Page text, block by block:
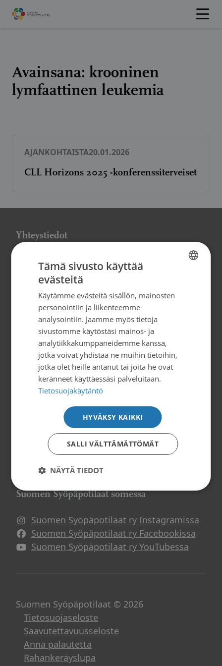
Hyppää
sisältöön
Avainsana: krooninen
lymfaattinen leukemia
AJANKOHTAISTA20.01.2026
CLL Horizons 2025 -konferenssiterveiset
Yhteystiedot
Suomen Syöpäpotilaat ry
Globaalikeskus, 7. kerros
info@syopapotilaat.fi
Y-tunnus: 0239008-1
Tilaa uutiskirje
Suomen Syöpäpotilaat ry
Potilasoppaat
Potilasverkostot
Syöpä ja työ
Suomen Syöpäpotilaat somessa
Suomen Syöpäpotilaat ry Instagramissa
Suomen Syöpäpotilaat ry Facebookissa
Suomen Syöpäpotilaat ry YouTubessa
Suomen Syöpäpotilaat © 2026
Tietosuojaseloste
Saavutettavuusseloste
Anna palautetta
Rahankeräyslupa
SWEDISH
Tämä sivusto käyttää
evästeitä
Käytämme evästeitä sisällön, mainosten
personointiin ja liikenteemme
analysointiin. Jaamme myös tietoja
sivustomme käytöstäsi mainos- ja
analytiikkakumppaneidemme kanssa,
jotka voivat yhdistää ne muihin tietoihin,
jotka olet heille antanut tai joita he ovat
keränneet käyttäessäsi palveluitaan.
Tietosuojakäytäntö
HYVÄKSY KAIKKI
SALLI VÄLTTÄMÄTTÖMÄT
NÄYTÄ TIEDOT